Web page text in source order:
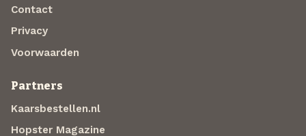
Contact
Privacy
Voorwaarden
Partners
Kaarsbestellen.nl
Hopster Magazine